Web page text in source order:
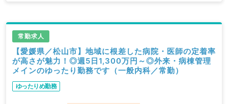
常勤求人
【愛媛県／松山市】地域に根差した病院・医師の定着率
が高さが魅力！◎週5日1,300万円～◎外来・病棟管理
メインのゆったり勤務です（一般内科／常勤）
ゆったりめ勤務